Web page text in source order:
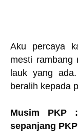
Aku percaya
mesti rambang
lauk yang
beralih kepada
Musim PKP
sepanjang PKP